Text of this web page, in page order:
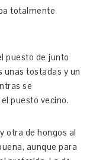
totalmente
puesto de junto
unas tostadas y un
se
puesto vecino.
otra de hongos al
aunque para